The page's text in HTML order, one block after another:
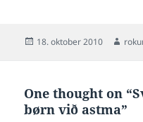
fylgjandi. Í stuttum,…
Posted
18. oktober 2010
One thought on
børn við astma”